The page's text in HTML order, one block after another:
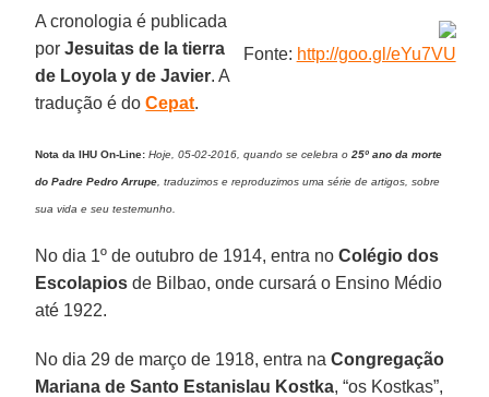
Fonte: http://goo.gl/eYu7VU
A cronologia é publicada
porJesuitas de la tierra
de Loyola y de Javier. A
tradução é doCepat.
Nota da IHU On-Line: Hoje, 05-02-2016, quando se celebra o25º ano da morte
do Padre Pedro Arrupe , traduzimos e reproduzimos uma série de artigos, sobre
sua vida e seu testemunho.
No dia 1º de outubro de 1914, entra noColégio dos
Escolapios de Bilbao, onde cursará o Ensino Médio
até 1922.
No dia 29 de março de 1918, entra naCongregação
Mariana de Santo Estanislau Kostka, “os Kostkas”,